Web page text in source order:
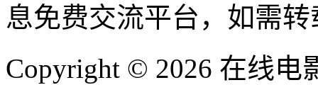
息免费交流平台，如需
Copyright © 2026 在线电